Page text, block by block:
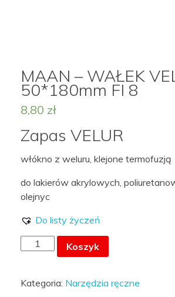
MAAN – WAŁEK
50*180mm FI 8
8,80 zł
Zapas VELUR
włókno z weluru, klejone termofuzją
do lakierów akrylowych,
olejnyc
Do listy życzeń
ilość
WAŁEK
Koszyk
Kategoria: Narzędzia ręczne